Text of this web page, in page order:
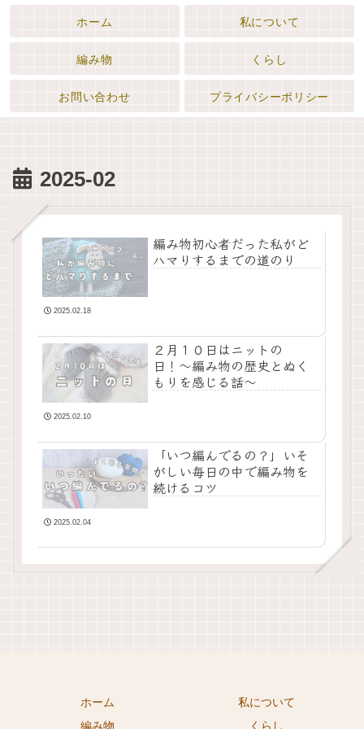
ホーム 私について
編み物 くらし
お問い合わせ プライバシーポリシー
2025-02
編み物初心者だった私がど
ハマりするまでの道のり
2025.02.18
２月１０日はニットの
日！〜編み物の歴史とぬく
もりを感じる話〜
2025.02.10
「いつ編んでるの？」いそ
がしい毎日の中で編み物を
続けるコツ
2025.02.04
ホーム
私について
編み物
くらし